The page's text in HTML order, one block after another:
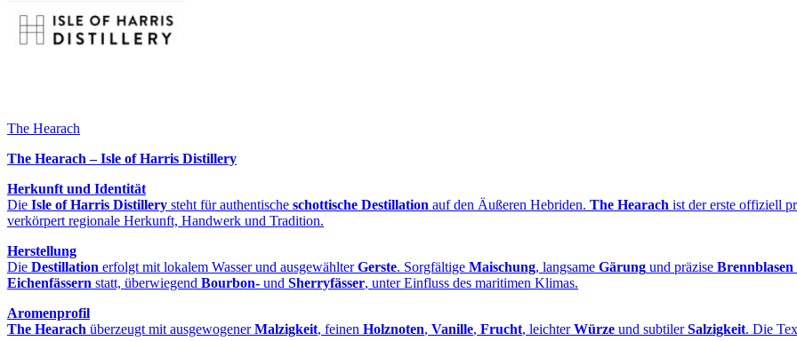
The Hearach
The Hearach – Isle of Harris Distillery
Herkunft und Identität
Die Isle of Harris Distillery steht für authentische schottische Destillation auf den Äußeren Hebriden. The Hearach ist der erste offiziell
verkörpert regionale Herkunft, Handwerk und Tradition.
Herstellung
Die Destillation erfolgt mit lokalem Wasser und ausgewählterGerste. Sorgfältige Maischung, langsame Gärung und präzise Brennblasen
Eichenfässern statt, überwiegend Bourbon- und Sherryfässer, unter Einfluss des maritimen Klimas.
Aromenprofil
The Hearach überzeugt mit ausgewogenerMalzigkeit, feinen Holznoten, Vanille, Frucht, leichterWürze und subtilerSalzigkeit. Die